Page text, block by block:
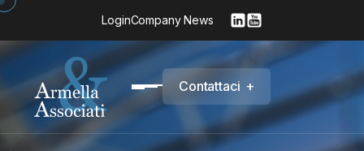
LoginCompany News
Contattaci +